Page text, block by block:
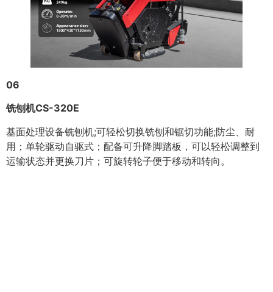
06
铣刨机CS-320E
基面处理设备铣刨机;可轻松切换铣刨和锯切功能;防尘、耐
用；单轮驱动自驱式；配备可升降脚踏板，可以轻松调整到
运输状态并更换刀片；可旋转轮子便于移动和转向。